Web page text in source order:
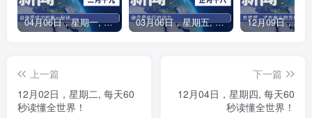
04月06日，星期一, 每天60秒读懂全世界！ 03月06日，星期五, 每天60秒读懂全世界！
上一篇
12月02日，星期二, 每天60
秒读懂全世界！
下一篇
12月04日，星期四, 每天60
秒读懂全世界！